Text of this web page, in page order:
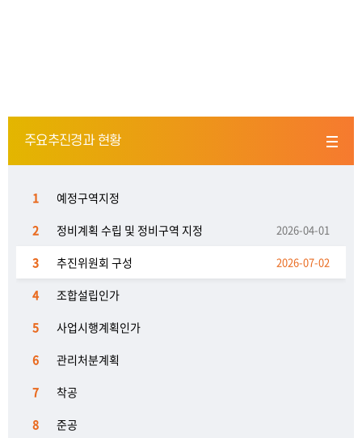
주요추진경과 현황
1
예정구역지정
2
정비계획 수립 및 정비구역 지정 2026-04-01
3 추진위원회 구성 2026-07-02
4
조합설립인가
5
사업시행계획인가
6
관리처분계획
7
착공
8
준공